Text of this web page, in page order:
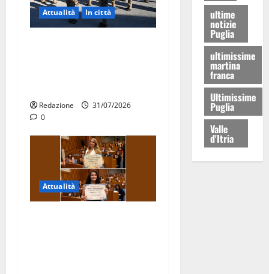
Attualità In città
Redazione
31/07/2026
0
Attualità
ultime
notizie
Puglia
ultimissime
martina
franca
Ultimissime
Puglia
Valle
d'Itria